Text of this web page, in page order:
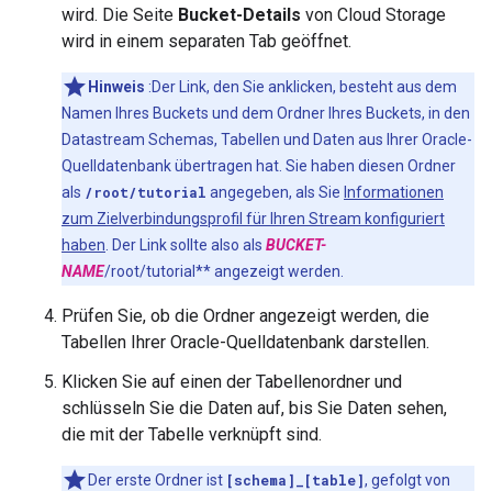
wird. Die Seite Bucket-Details von Cloud Storage
wird in einem separaten Tab geöffnet.
Hinweis :Der Link, den Sie anklicken, besteht aus dem
Namen Ihres Buckets und dem Ordner Ihres Buckets, in den
Datastream Schemas, Tabellen und Daten aus Ihrer Oracle-
Quelldatenbank übertragen hat. Sie haben diesen Ordner
als /root/tutorial angegeben, als Sie Informationen
zum Zielverbindungsprofil für Ihren Stream konfiguriert
haben . Der Link sollte also als BUCKET-
NAME/root/tutorial** angezeigt werden.
Prüfen Sie, ob die Ordner angezeigt werden, die
Tabellen Ihrer Oracle-Quelldatenbank darstellen.
Klicken Sie auf einen der Tabellenordner und
schlüsseln Sie die Daten auf, bis Sie Daten sehen,
die mit der Tabelle verknüpft sind.
Der erste Ordner ist [schema]_[table], gefolgt von